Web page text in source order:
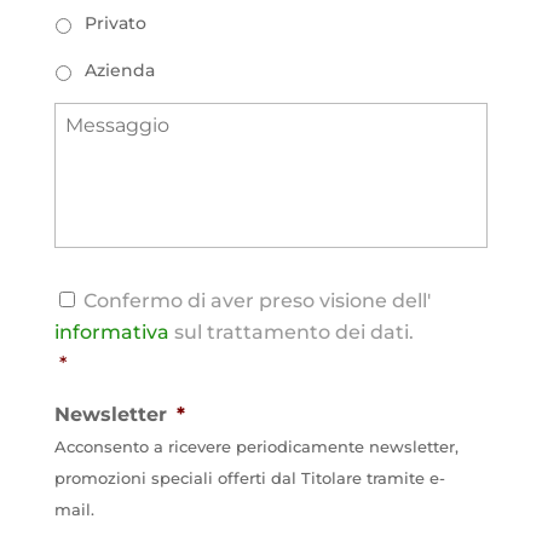
Tipologia
Privato
Azienda
Messaggio
Consenso
Confermo di aver preso visione dell'
informativa sul trattamento dei dati.
*
Newsletter *
Acconsento a ricevere periodicamente newsletter,
promozioni speciali offerti dal Titolare tramite e-
mail.